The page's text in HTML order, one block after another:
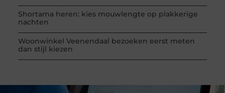
Shortama heren: kies mouwlengte op plakkerige
nachten
Woonwinkel Veenendaal bezoeken eerst meten
dan stijl kiezen